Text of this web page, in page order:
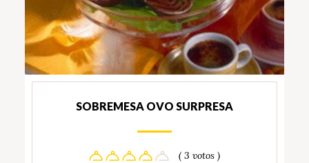
SOBREMESA OVO SURPRESA
( 3 votos )